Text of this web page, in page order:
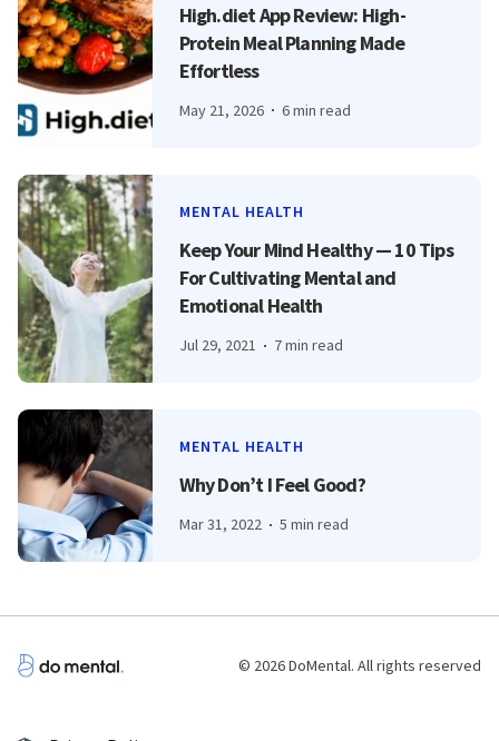
High.diet App Review: High-
Protein Meal Planning Made
Effortless
May 21, 2026 6 min read
MENTAL HEALTH
Keep Your Mind Healthy — 10 Tips
For Cultivating Mental and
Emotional Health
Jul 29, 2021 7 min read
MENTAL HEALTH
Why Don’t I Feel Good?
Mar 31, 2022 5 min read
© 2026 DoMental. All rights reserved